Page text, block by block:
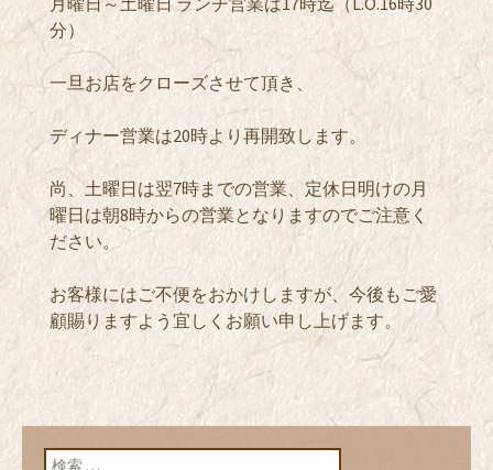
分）
一旦お店をクローズさせて頂き、
ディナー営業は20時より再開致します。
尚、土曜日は翌7時までの営業、定休日明けの月
曜日は朝8時からの営業となりますのでご注意く
ださい。
お客様にはご不便をおかけしますが、今後もご愛
顧賜りますよう宜しくお願い申し上げます。
検索: